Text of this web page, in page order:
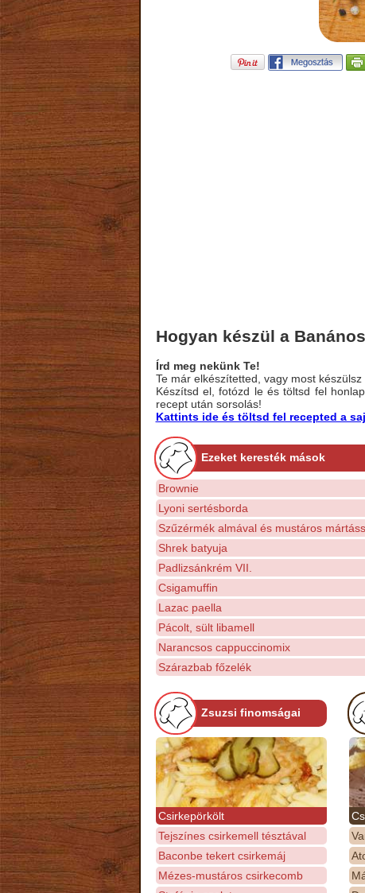
Hogyan készül a
Írd meg nekünk Te!
Te már elkészítetted, vagy most
Készítsd el, fotózd le és töltsd fel
recept után sorsolás!
Kattints ide és töltsd fel recepted a
Ezeket keresték mások
Brownie
Lyoni sertésborda
Szűzérmék almával és mustáros
Shrek batyuja
Padlizsánkrém VII.
Csigamuffin
Lazac paella
Pácolt, sült libamell
Narancsos cappuccinomix
Szárazbab főzelék
Zsuzsi finomságai
Csirkepörkölt
Tejszínes csirkemell tésztával
Baconbe tekert csirkemáj
Mézes-mustáros csirkecomb